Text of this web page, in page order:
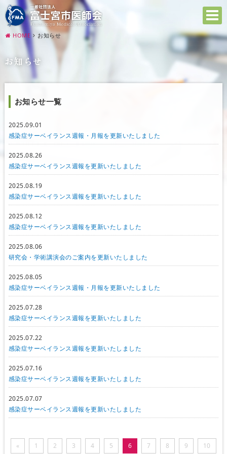
HOME お知らせ
お知らせ
お知らせ一覧
2025.09.01
感染症サーベイランス週報・月報を更新いたしました
2025.08.26
感染症サーベイランス週報を更新いたしました
2025.08.19
感染症サーベイランス週報を更新いたしました
2025.08.12
感染症サーベイランス週報を更新いたしました
2025.08.06
研究会・学術講演会のご案内を更新いたしました
2025.08.05
感染症サーベイランス週報・月報を更新いたしました
2025.07.28
感染症サーベイランス週報を更新いたしました
2025.07.22
感染症サーベイランス週報を更新いたしました
2025.07.16
感染症サーベイランス週報を更新いたしました
2025.07.07
感染症サーベイランス週報を更新いたしました
« 1 2 3 4 5 6 7 8 9 10